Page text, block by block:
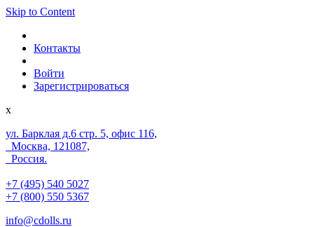
Skip to Content
Контакты
Войти
Зарегистрироваться
x
ул. Барклая д.6 стр. 5, офис 116,
Москва, 121087,
Россия.
+7 (495) 540 5027
+7 (800) 550 5367
info@cdolls.ru